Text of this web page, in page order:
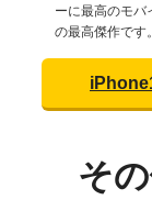
ーに最高のモバ
の最高傑作です。
そ